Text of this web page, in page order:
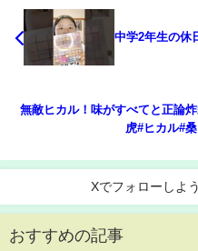
中学2年生の休
無敵ヒカル！味がすべてと正論
虎#ヒカル#
Xでフォローしよう
おすすめの記事